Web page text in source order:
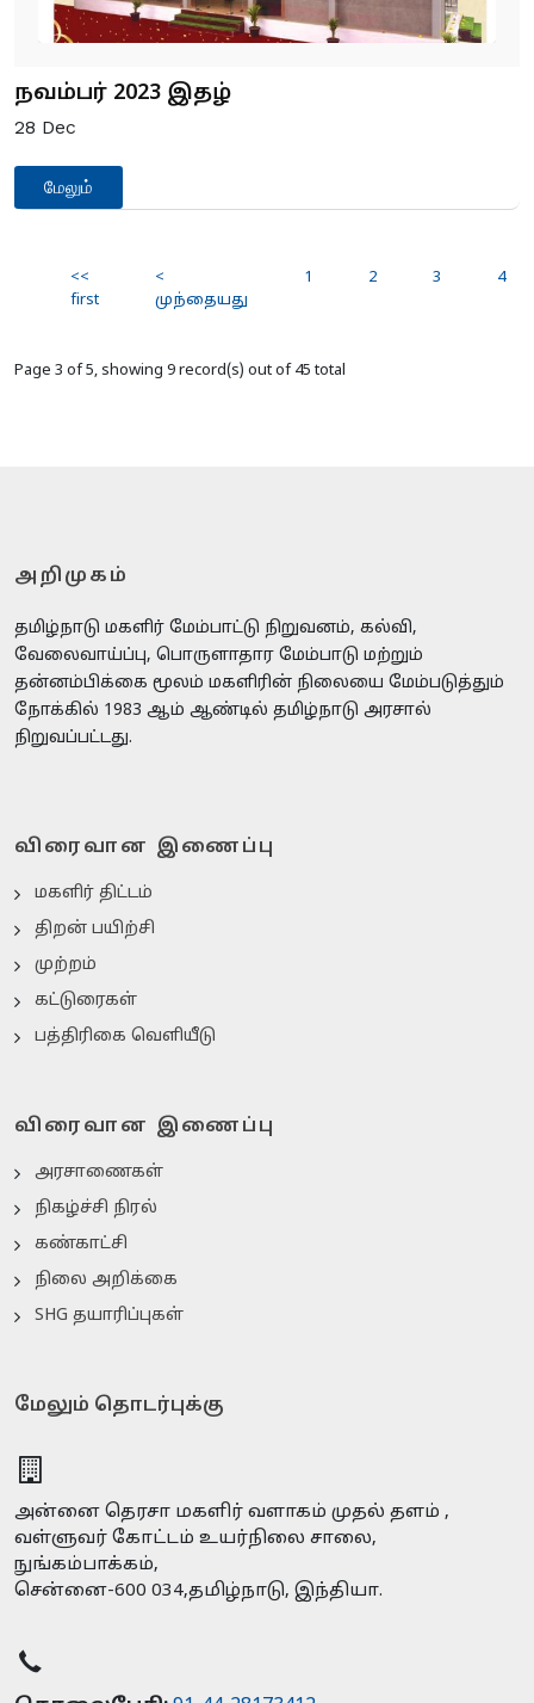
நவம்பர் 2023 இதழ்
28 Dec
மேலும்
<<
first
<
முந்தையது
1 2 3 4
Page 3 of 5, showing 9 record(s) out of 45 total
அறிமுகம்
தமிழ்நாடு மகளிர் மேம்பாட்டு நிறுவனம், கல்வி,
வேலைவாய்ப்பு, பொருளாதார மேம்பாடு மற்றும்
தன்னம்பிக்கை மூலம் மகளிரின் நிலையை மேம்படுத்தும்
நோக்கில் 1983 ஆம் ஆண்டில் தமிழ்நாடு அரசால்
நிறுவப்பட்டது.
விரைவான இணைப்பு
மகளிர் திட்டம்
திறன் பயிற்சி
முற்றம்
கட்டுரைகள்
பத்திரிகை வெளியீடு
விரைவான இணைப்பு
அரசாணைகள்
நிகழ்ச்சி நிரல்
கண்காட்சி
நிலை அறிக்கை
SHG தயாரிப்புகள்
மேலும் தொடர்புக்கு
அன்னை தெரசா மகளிர் வளாகம் முதல் தளம் ,
வள்ளுவர் கோட்டம் உயர்நிலை சாலை,
நுங்கம்பாக்கம்,
சென்னை-600 034,தமிழ்நாடு, இந்தியா.